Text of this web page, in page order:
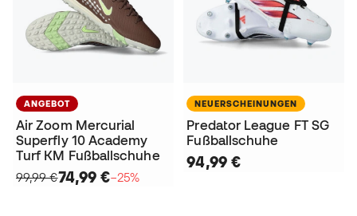
ANGEBOT
Air Zoom Mercurial
Superfly 10 Academy
Turf KM Fußballschuhe
99,99 €74,99 €−25%
NEUERSCHEINUNGEN
Predator League FT SG
Fußballschuhe
94,99 €